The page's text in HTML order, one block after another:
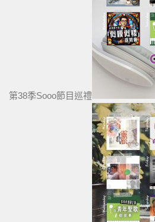
第38季Sooo節目巡禮